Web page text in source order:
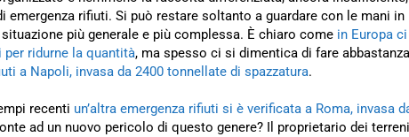
emergenza rifiuti. Si può restare soltanto a guardare con le mani in
più generale e più complessa. È chiaro come in Europa
per ridurne la quantità, ma spesso ci si dimentica di fare
a Napoli, invasa da 2400 tonnellate di spazzatura.
recenti un’altra emergenza rifiuti si è verificata a Roma, invasa
ad un nuovo pericolo di questo genere? Il proprietario dei